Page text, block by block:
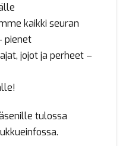
kaikki seuran
pienet
jojot ja perheet –
tulossa